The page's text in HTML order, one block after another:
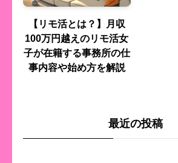
【リモ活とは？】月収
100万円越えのリモ活女
子が在籍する事務所の仕
事内容や始め方を解説
最近の投稿